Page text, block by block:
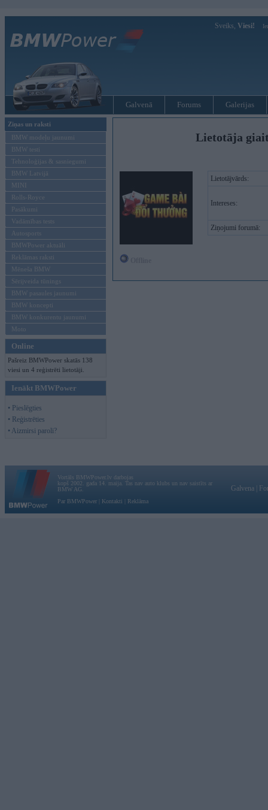
Sveiks, Viesi!
Galvenā Forums Galerijas
Ziņas un raksti
BMW modeļu jaunumi
BMW testi
Tehnoloģijas & sasniegumi
BMW Latvijā
MINI
Rolls-Royce
Pasākumi
Vadāmības tests
Autosports
BMWPower aktuāli
Reklāmas raksti
Mēneša BMW
Sērijveida tūnings
BMW pasaules jaunumi
BMW koncepti
BMW konkurentu jaunumi
Moto
Online
Pašreiz BMWPower skatās 138
viesi un 4 reģistrēti lietotāji.
Ienākt BMWPower
• Pieslēgties
• Reģistrēties
• Aizmirsi paroli?
Lietotāja
Lietotājvārds:
Intereses:
Ziņojumi forumā:
Vortāls BMWPower.lv darbojas
kopš 2002. gada 14. maija. Tas nav auto klubs un nav saistīts ar
BMW AG.
Par BMWPower
Kontakti Reklāma
Galvena